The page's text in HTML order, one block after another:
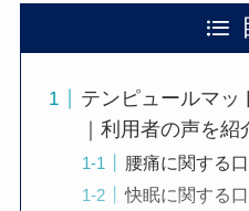
テンピュールマッ
｜利用者の声を紹
腰痛に関する
快眠に関する